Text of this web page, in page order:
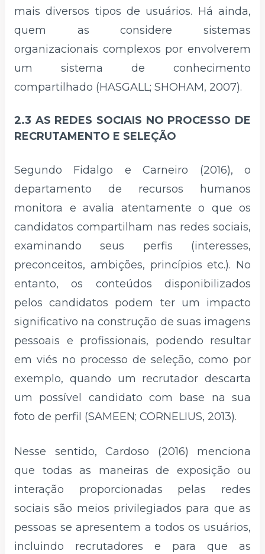
mais diversos tipos de usuários. Há ainda,
quem as considere sistemas
organizacionais complexos por envolverem
um sistema de conhecimento
compartilhado (HASGALL; SHOHAM, 2007).
2.3 AS REDES SOCIAIS NO PROCESSO DE
RECRUTAMENTO E SELEÇÃO
Segundo Fidalgo e Carneiro (2016), o
departamento de recursos humanos
monitora e avalia atentamente o que os
candidatos compartilham nas redes sociais,
examinando seus perfis (interesses,
preconceitos, ambições, princípios etc.). No
entanto, os conteúdos disponibilizados
pelos candidatos podem ter um impacto
significativo na construção de suas imagens
pessoais e profissionais, podendo resultar
em viés no processo de seleção, como por
exemplo, quando um recrutador descarta
um possível candidato com base na sua
foto de perfil (SAMEEN; CORNELIUS, 2013).
Nesse sentido, Cardoso (2016) menciona
que todas as maneiras de exposição ou
interação proporcionadas pelas redes
sociais são meios privilegiados para que as
pessoas se apresentem a todos os usuários,
incluindo recrutadores e para que as